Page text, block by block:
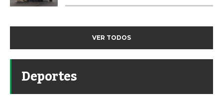
VER TODOS
Deportes